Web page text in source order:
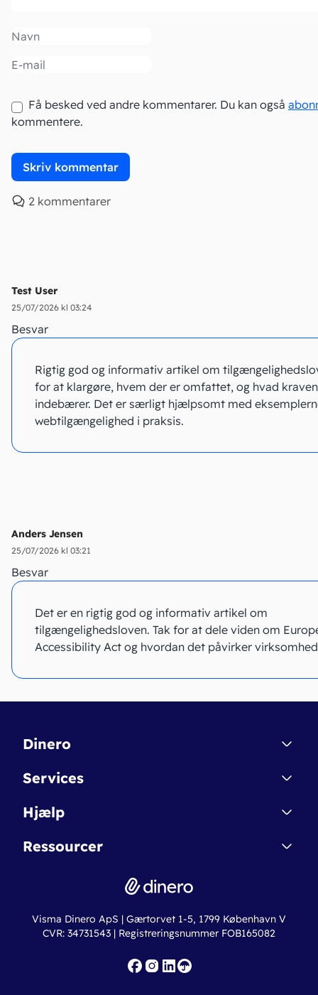
Navn
Email
Få besked ved andre kommentarer. Du kan også
kommentere.
2 kommentarer
Test User
25/07/2026 kl 03:24
Besvar
Rigtig god og informativ artikel om
for at klargøre, hvem der er omfattet, og hvad
indebærer. Det er særligt hjælpsomt med
webtilgængelighed i praksis.
Anders Jensen
25/07/2026 kl 03:21
Besvar
Det er en rigtig god og informativ artikel om
tilgængelighedsloven. Tak for at dele viden om
Accessibility Act og hvordan det påvirker
Dinero
Kontakt
Betingelser & Sikkerhed
Nye funktioner
Services
Dinero Starter
Dinero Pro
Erhvervslån
Fakturaskabeloner
Hjælp
Regnskabsordbogen
Online regnskabskurser
Ressourcer
Ny virksomhed
Iværksætterlegat
Visma Dinero ApS | Gærtorvet 1-5, 1799 København V
CVR: 34731543 | Registreringsnummer FOB165082